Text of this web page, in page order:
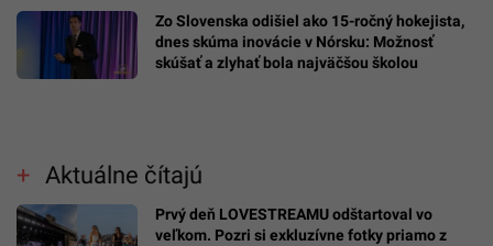
Zo Slovenska odišiel ako 15-ročný hokejista,
dnes skúma inovácie v Nórsku: Možnosť
skúšať a zlyhať bola najväčšou školou
Aktuálne čítajú
Prvý deň LOVESTREAMU odštartoval vo
veľkom. Pozri si exkluzívne fotky priamo z